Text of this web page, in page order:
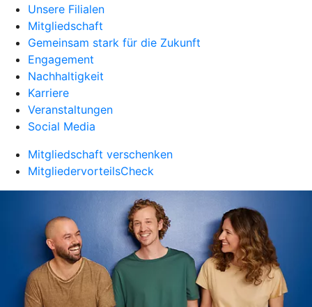
Unsere Filialen
Mitgliedschaft
Gemeinsam stark für die Zukunft
Engagement
Nachhaltigkeit
Karriere
Veranstaltungen
Social Media
Mitgliedschaft verschenken
MitgliedervorteilsCheck